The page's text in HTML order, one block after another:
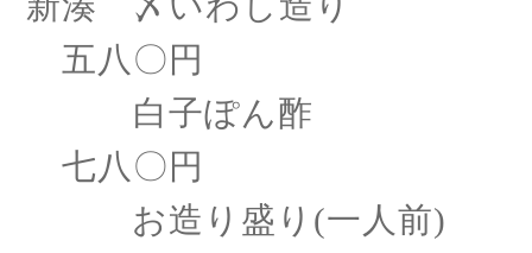
五八〇円
白子ぽん酢
七八〇円
お造り盛り (一人前)